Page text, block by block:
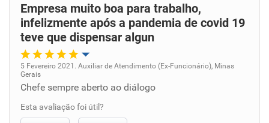
Empresa muito boa para trabalho,
infelizmente após a pandemia de covid 19
teve que dispensar algun
Oportunidade de promoção
Ambiente de trabalho
5 Fevereiro 2021. Auxiliar de Atendimento (Ex-Funcionário), Minas
Gerais
Chefe sempre aberto ao diálogo
Esta avaliação foi útil?